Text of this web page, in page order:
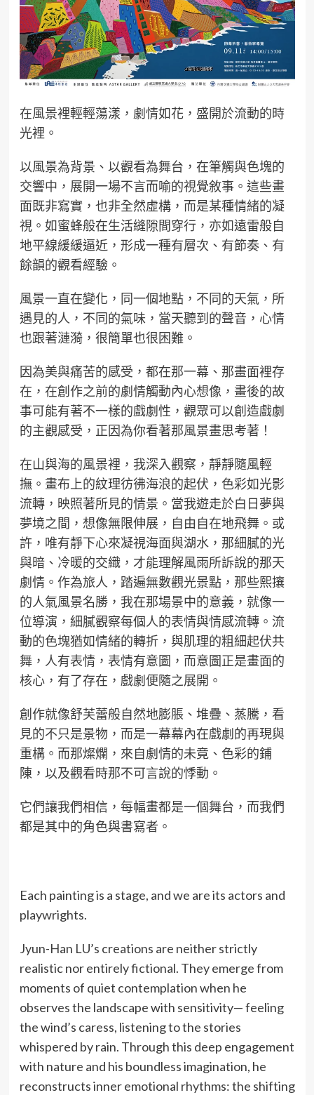
在風景裡輕輕蕩漾，劇情如花，盛開於流動的時
光裡。
以風景為背景、以觀看為舞台，在筆觸與色塊的
交響中，展開一場不言而喻的視覺敘事。這些畫
面既非寫實，也非全然虛構，而是某種情緒的凝
視。如蜜蜂般在生活縫隙間穿行，亦如遠雷般自
地平線緩緩逼近，形成一種有層次、有節奏、有
餘韻的觀看經驗。
風景一直在變化，同一個地點，不同的天氣，所
遇見的人，不同的氣味，當天聽到的聲音，心情
也跟著漣漪，很簡單也很困難。
因為美與痛苦的感受，都在那一幕、那畫面裡存
在，在創作之前的劇情觸動內心想像，畫後的故
事可能有著不一樣的戲劇性，觀眾可以創造戲劇
的主觀感受，正因為你看著那風景畫思考著！
在山與海的風景裡，我深入觀察，靜靜隨風輕
撫。畫布上的紋理彷彿海浪的起伏，色彩如光影
流轉，映照著所見的情景。當我遊走於白日夢與
夢境之間，想像無限伸展，自由自在地飛舞。或
許，唯有靜下心來凝視海面與湖水，那細膩的光
與暗、冷暖的交織，才能理解風雨所訴說的那天
劇情。作為旅人，踏遍無數觀光景點，那些熙攘
的人氣風景名勝，我在那場景中的意義，就像一
位導演，細膩觀察每個人的表情與情感流轉。流
動的色塊猶如情緒的轉折，與肌理的粗細起伏共
舞，人有表情，表情有意圖，而意圖正是畫面的
核心，有了存在，戲劇便隨之展開。
創作就像舒芙蕾般自然地膨脹、堆疊、蒸騰，看
見的不只是景物，而是一幕幕內在戲劇的再現與
重構。而那燦爛，來自劇情的未竟、色彩的鋪
陳，以及觀看時那不可言說的悸動。
它們讓我們相信，每幅畫都是一個舞台，而我們
都是其中的角色與書寫者。
Each painting is a stage, and we are its actors and
playwrights.
Jyun-Han LU’s creations are neither strictly
realistic nor entirely fictional. They emerge from
moments of quiet contemplation when he
observes the landscape with sensitivity— feeling
the wind’s caress, listening to the stories
whispered by rain. Through this deep engagement
with nature and his boundless imagination, he
reconstructs inner emotional rhythms: the shifting